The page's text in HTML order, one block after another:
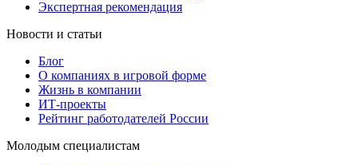
Экспертная рекомендация
Новости и статьи
Блог
О компаниях в игровой форме
Жизнь в компании
ИТ-проекты
Рейтинг работодателей России
Молодым специалистам